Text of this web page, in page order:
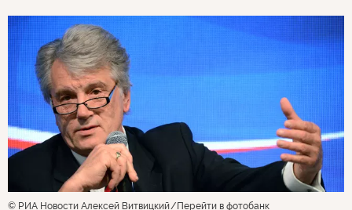
© РИА Новости Алексей Витвицкий Перейти в фотобанк